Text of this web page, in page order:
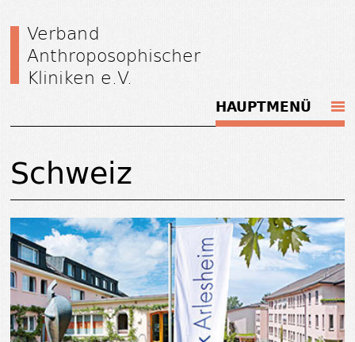
Verband
Anthroposophischer
Kliniken e.V.
HAUPTMENÜ
Schweiz